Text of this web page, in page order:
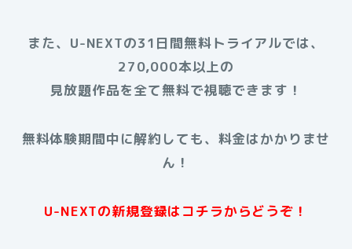
また、U-NEXTの31日間無料トライアルでは、
270,000本以上の
見放題作品を全て無料で視聴できます！
無料体験期間中に解約しても、料金はかかりませ
ん！
U-NEXTの新規登録はコチラからどうぞ！